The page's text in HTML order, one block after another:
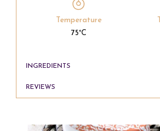
INGREDIENTS
REVIEWS
Temperature
75°C